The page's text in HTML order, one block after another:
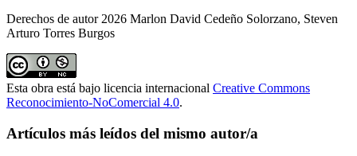
Derechos de autor 2026 Marlon David Cedeño Solorzano, Steven
Arturo Torres Burgos
Esta obra está bajo licencia internacional Creative Commons
Reconocimiento-NoComercial 4.0.
Artículos más leídos del mismo autor/a